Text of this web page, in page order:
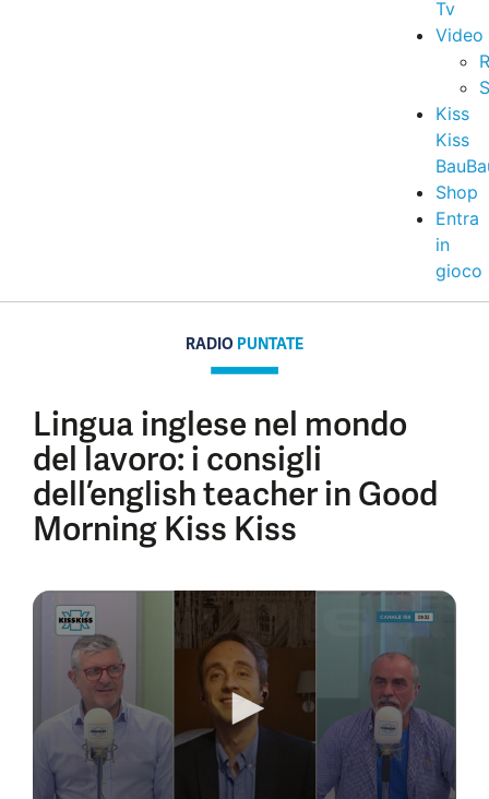
Tv
Video
Kiss
Kiss
Shop
Entra
in
gioco
RADIO PUNTATE
Lingua inglese nel mondo
del lavoro: i consigli
dell’english teacher in Good
Morning Kiss Kiss